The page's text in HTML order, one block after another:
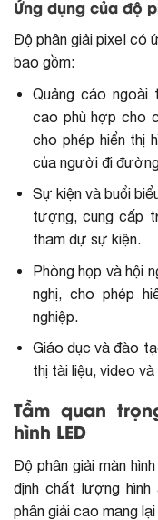
Ứng dụng của độ
Độ phân giải pixel có
bao gồm:
Quảng cáo ngoài
cao phù hợp cho
cho phép hiển thị
của người đi
Sự kiện và buổi
tượng, cung cấp
tham dự sự kiện.
Phòng họp và hội
nghị, cho phép
nghiệp.
Giáo dục và đào
thị tài liệu, video
Tầm quan
hình LED
Độ phân giải màn
định chất lượng hình
phân giải cao mang